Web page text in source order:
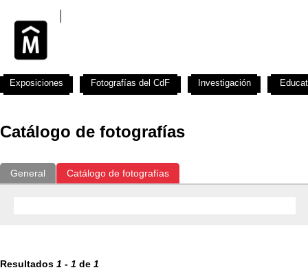
Catálogo de fotografías
General Catálogo de fotografías
Resultados 1 - 1 de 1
Exposiciones Fotografías del CdF Investigación